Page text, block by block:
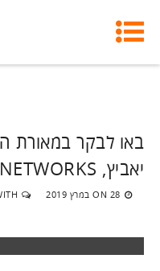
באו לבקר במאורת
יאביץ, A10 NETWORKS
ON 28 במרץ 2019